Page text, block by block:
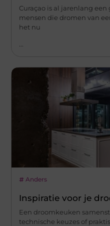
Curaçao is al jarenlang
mensen die dromen van
het nu
Anders
Inspiratie voor je
Een droomkeuken
technische keuzes of